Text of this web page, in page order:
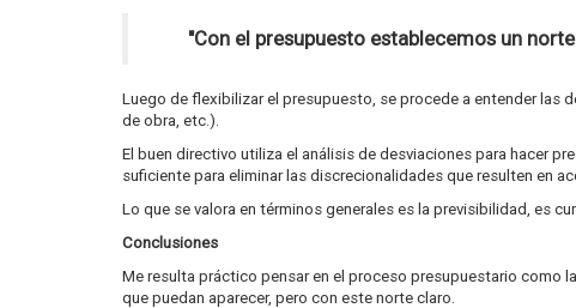
"Con el presupuesto establecemos un
Luego de flexibilizar el presupuesto, se procede a entender las
de obra, etc.).
El buen directivo utiliza el análisis de desviaciones para hacer
suficiente para eliminar las discrecionalidades que resulten en
Lo que se valora en términos generales es la previsibilidad, es
Conclusiones
Me resulta práctico pensar en el proceso presupuestario como
que puedan aparecer, pero con este norte claro.